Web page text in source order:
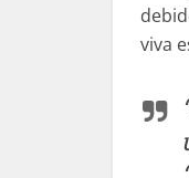
viva